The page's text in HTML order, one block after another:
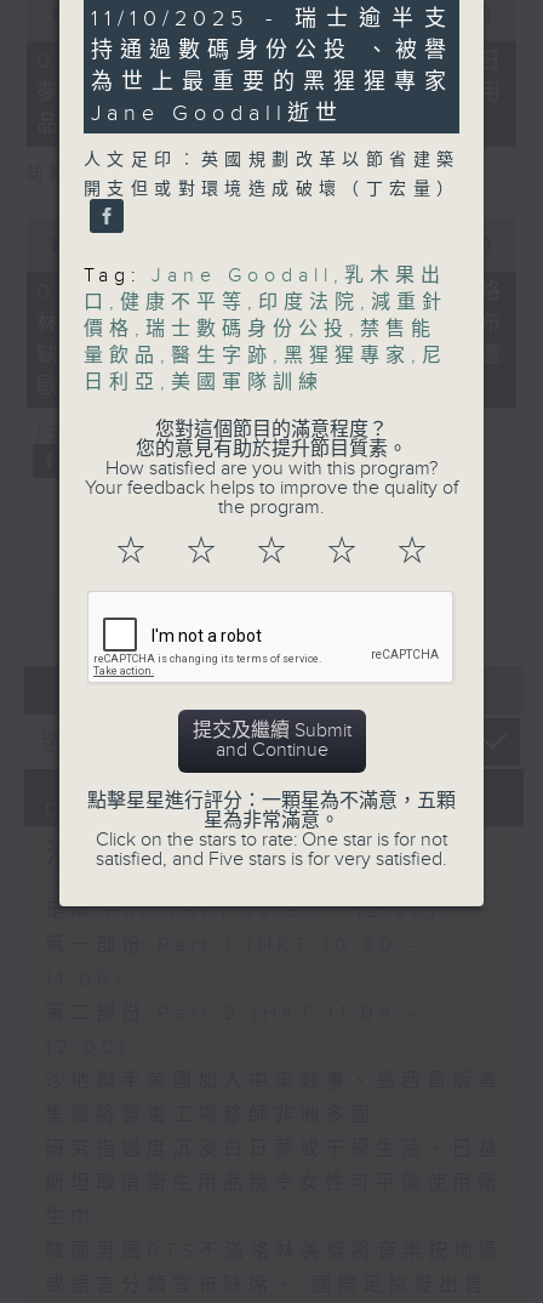
seconds
minutes,
seconds
00:00 19:18
08/08/2026 - 研究指過度沉浸白日
夢或干擾生活、巴基斯坦取消衛生用
品稅令女性可平價使用衛生巾
訪問︰何雅莉（精神科專科醫生）
minutes,
seconds
08/08/2026 - 韓國男團BTS不滿格
林美獎將音樂按地區或語言分類宣布
缺席、*國際足協擬出售世界盃股權遭
歐洲足協威脅杯葛
「天南地北任我行」：土耳其雪糕
06 - 08 2026
08/08/2026
沙地聯手美國加入中東戰事
足本 Full (HKT 10:30 - 12:00)
22
minutes,
16
seconds
11/10/2025 - 瑞士逾半支
持通過數碼身份公投 、被譽
為世上最重要的黑猩猩專家
Jane Goodall逝世
人文足印︰英國規劃改革以節省建築
開支但或對環境造成破壞（丁宏量）
Tag: Jane Goodall , 乳木果出
口 , 健康不平等 , 印度法院 , 減重針
價格 , 瑞士數碼身份公投 , 禁售能
量飲品 , 醫生字跡 , 黑猩猩專家 , 尼
日利亞 , 美國軍隊訓練
您對這個節目的滿意程度？
您的意見有助於提升節目質素。
How satisfied are you with this program?
Your feedback helps to improve the quality of
the program.
☆ ☆ ☆ ☆ ☆
提交及繼續 Submit
and Continue
點擊星星進行評分：一顆星為不滿意，五顆
星為非常滿意。
Click on the stars to rate: One star is for not
satisfied, and Five stars is for very satisfied.